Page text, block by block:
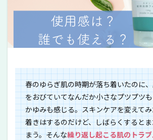
春のゆらぎ肌の時期が落ち着いたのに
をおびていてなんだか小さなプツプツ
かゆみも感じる。スキンケアを変えて
着きはするのだけど、しばらくすると
まう。そんな繰り返し起こる肌のトラ